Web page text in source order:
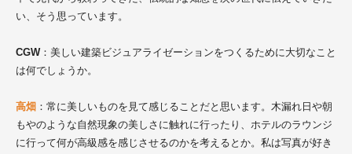
い、そう思っています。
CGW：美しい建築ビジュアライゼーションをつくるために大切なこと
は何でしょうか。
高畑 ：常に美しいものを見て感じることだと思います。木漏れ日や朝
もやのような自然現象の美しさに触れに行ったり、ホテルのラウンジ
に行って何が高級感を感じさせるのかを考えるとか。私は写真が好き